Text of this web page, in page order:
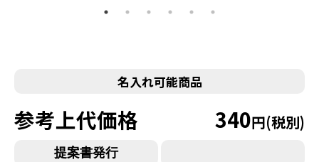
名入れ可能商品
参考上代価格 340円(税別)